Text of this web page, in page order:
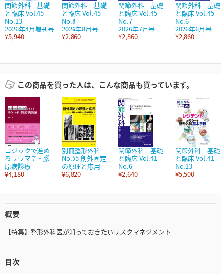
関節外科 基礎
と臨床 Vol.45
No.13
2026年4月増刊号
¥5,940
関節外科 基礎
と臨床 Vol.45
No.8
2026年8月号
¥2,860
関節外科 基礎
と臨床 Vol.45
No.7
2026年7月号
¥2,860
関節外科 基礎
と臨床 Vol.45
No.6
2026年6月号
¥2,860
この商品を買った人は、こんな商品も買っています。
ロジックで進め
るリウマチ・膠
原病診療
¥4,180
別冊整形外科
No.55 創外固定
の原理と応用
¥6,820
関節外科 基礎
と臨床 Vol.41
No.6
¥2,640
関節外科 基礎
と臨床 Vol.41
No.13
¥5,500
概要
【特集】整形外科医が知っておきたいリスクマネジメント
目次